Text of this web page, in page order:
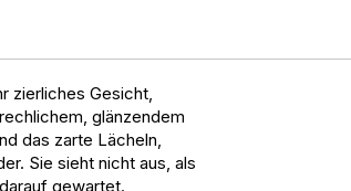
zierliches Gesicht,
glänzendem
das zarte Lächeln,
Sie sieht nicht aus, als
gewartet.